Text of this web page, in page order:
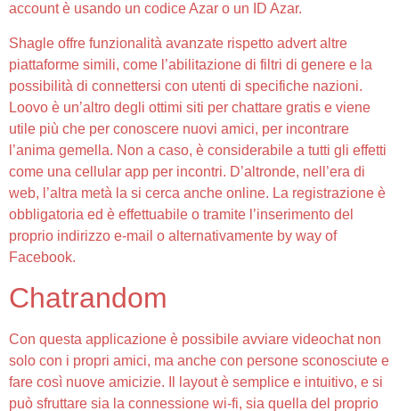
account è usando un codice Azar o un ID Azar.
Shagle offre funzionalità avanzate rispetto advert altre
piattaforme simili, come l’abilitazione di filtri di genere e la
possibilità di connettersi con utenti di specifiche nazioni.
Loovo è un’altro degli ottimi siti per chattare gratis e viene
utile più che per conoscere nuovi amici, per incontrare
l’anima gemella. Non a caso, è considerabile a tutti gli effetti
come una cellular app per incontri. D’altronde, nell’era di
web, l’altra metà la si cerca anche online. La registrazione è
obbligatoria ed è effettuabile o tramite l’inserimento del
proprio indirizzo e-mail o alternativamente by way of
Facebook.
Chatrandom
Con questa applicazione è possibile avviare videochat non
solo con i propri amici, ma anche con persone sconosciute e
fare così nuove amicizie. Il layout è semplice e intuitivo, e si
può sfruttare sia la connessione wi-fi, sia quella del proprio